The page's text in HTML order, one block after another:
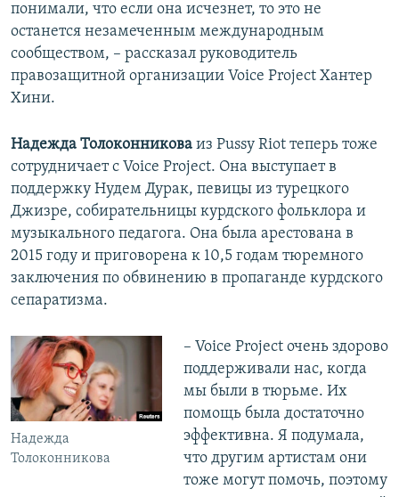
понимали, что если она исчезнет, то это не
останется незамеченным международным
сообществом, – рассказал руководитель
правозащитной организации Voice Project Хантер
Хини.
Надежда Толоконникова из Pussy Riot теперь тоже
сотрудничает с Voice Project. Она выступает в
поддержку Нудем Дурак, певицы из турецкого
Джизре, собирательницы курдского фольклора и
музыкального педагога. Она была арестована в
2015 году и приговорена к 10,5 годам тюремного
заключения по обвинению в пропаганде курдского
сепаратизма.
Надежда
Толоконникова
– Voice Project очень здорово
поддерживали нас, когда
мы были в тюрьме. Их
помощь была достаточно
эффективна. Я подумала,
что другим артистам они
тоже могут помочь, поэтому